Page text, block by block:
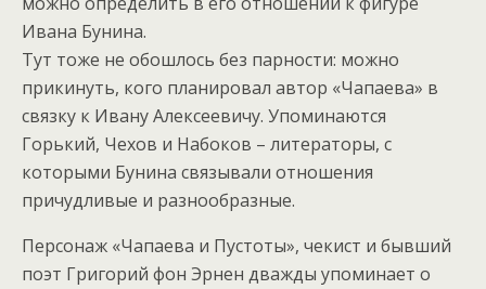
Ивана Бунина.
Тут тоже не обошлось без парности: можно
прикинуть, кого планировал автор «Чапаева» в
связку к Ивану Алексеевичу. Упоминаются
Горький, Чехов и Набоков – литераторы, с
которыми Бунина связывали отношения
причудливые и разнообразные.
Персонаж «Чапаева и Пустоты», чекист и бывший
поэт Григорий фон Эрнен дважды упоминает о